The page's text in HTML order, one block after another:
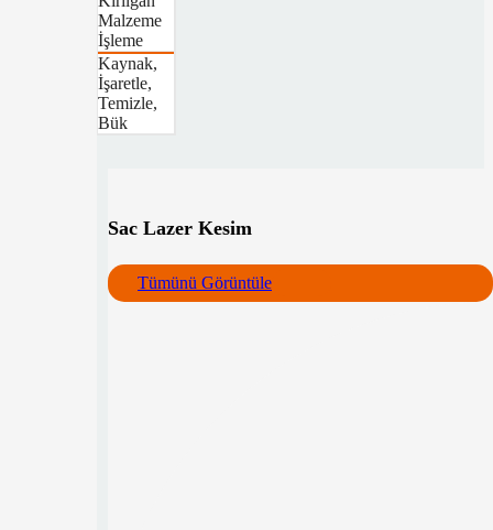
Malzeme
İşleme
Kaynak,
İşaretle,
Temizle,
Bük
Sac Lazer Kesim
Tümünü Görüntüle